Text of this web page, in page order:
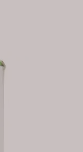
bruk ved
andre